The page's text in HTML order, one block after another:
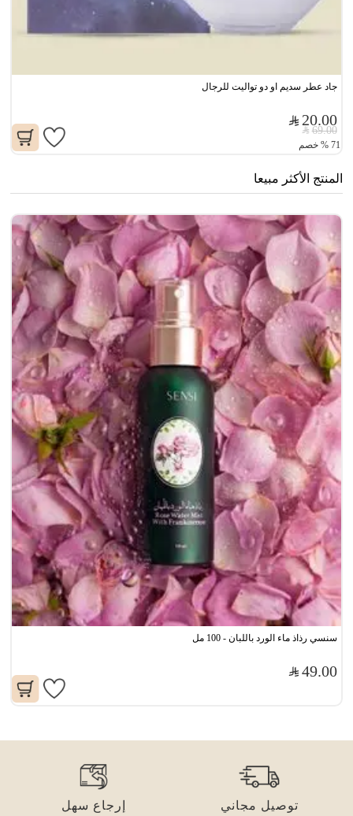
جاد عطر سديم او دو تواليت للرجال
20.00
69.00
71
% خصم
المنتج الأكثر مبيعا
سنسي رذاذ ماء الورد باللبان - 100 مل
49.00
توصيل مجاني إرجاع سهل